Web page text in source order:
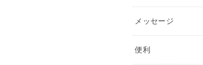
メッセージ
便利